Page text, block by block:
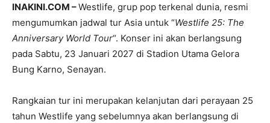
INAKINI.COM –Westlife, grup pop terkenal dunia, resmi
mengumumkan jadwal tur Asia untuk “Westlife 25: The
Anniversary World Tour“. Konser ini akan berlangsung
pada Sabtu, 23 Januari 2027 di Stadion Utama Gelora
Bung Karno, Senayan.
Rangkaian tur ini merupakan kelanjutan dari perayaan 25
tahun Westlife yang sebelumnya akan berlangsung di